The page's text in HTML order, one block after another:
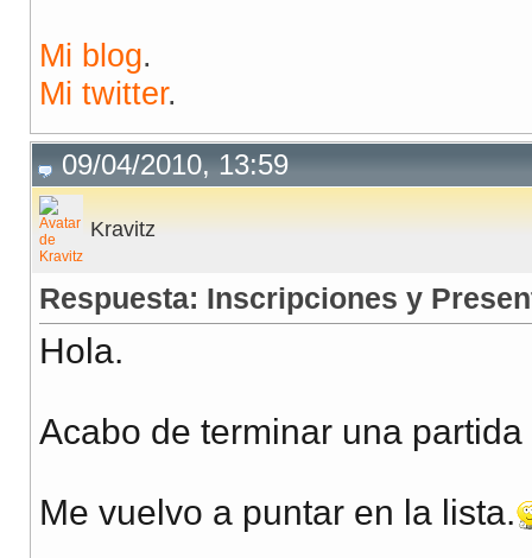
Mi blog.
Mi twitter.
09/04/2010, 13:59
Kravitz
Respuesta: Inscripciones y
Hola.
Acabo de terminar una
Me vuelvo a puntar en la lista.